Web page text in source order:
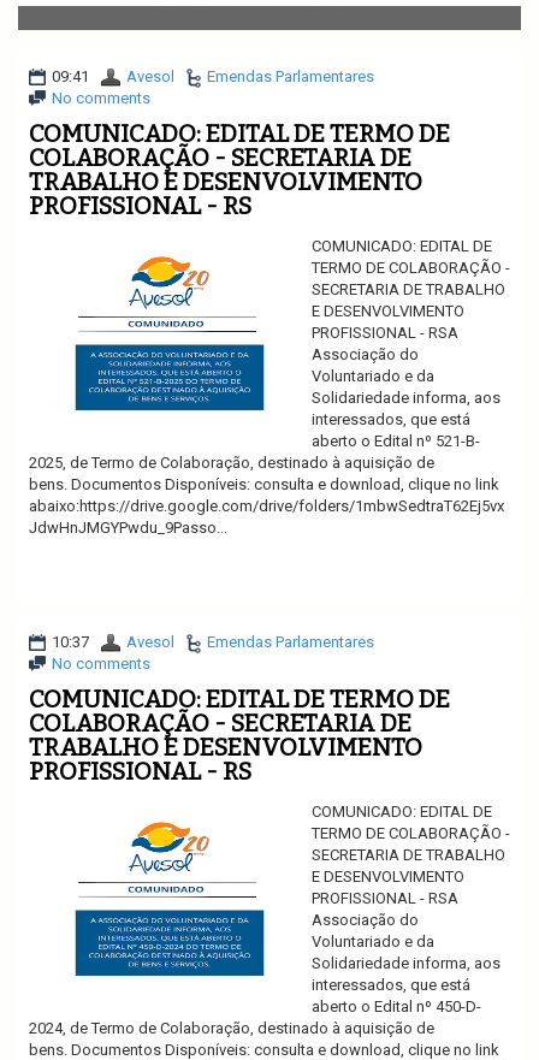
v
i
a
o
n
09:41 Avesol
Emendas Parlamentares
No comments
COMUNICADO: EDITAL DE TERMO DE
COLABORAÇÃO - SECRETARIA DE
TRABALHO E DESENVOLVIMENTO
PROFISSIONAL - RS
COMUNICADO: EDITAL DE
TERMO DE COLABORAÇÃO -
SECRETARIA DE TRABALHO
E DESENVOLVIMENTO
PROFISSIONAL - RSA
Associação do
Voluntariado e da
Solidariedade informa, aos
interessados, que está
aberto o Edital nº 521-B-
2025, de Termo de Colaboração, destinado à aquisição de
bens. Documentos Disponíveis: consulta e download, clique no link
abaixo:https://drive.google.com/drive/folders/1mbwSedtraT62Ej5vx
JdwHnJMGYPwdu_9Passo...
10:37 Avesol
Emendas Parlamentares
No comments
COMUNICADO: EDITAL DE TERMO DE
COLABORAÇÃO - SECRETARIA DE
TRABALHO E DESENVOLVIMENTO
PROFISSIONAL - RS
COMUNICADO: EDITAL DE
TERMO DE COLABORAÇÃO -
SECRETARIA DE TRABALHO
E DESENVOLVIMENTO
PROFISSIONAL - RSA
Associação do
Voluntariado e da
Solidariedade informa, aos
interessados, que está
aberto o Edital nº 450-D-
2024, de Termo de Colaboração, destinado à aquisição de
bens. Documentos Disponíveis: consulta e download, clique no link